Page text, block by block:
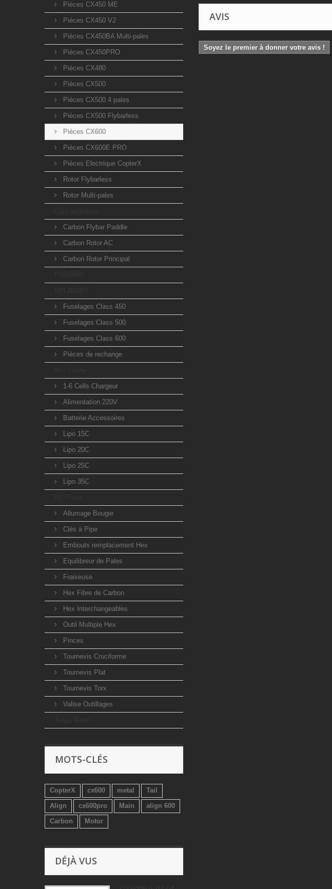
Pièces CX450 ME
Pièces CX450 V2
Pièces CX450BA Multi-pales
Pièces CX450PRO
Pièces CX480
Pièces CX500
Pièces CX500 4 pales
Pièces CX500 Flybarless
Pièces CX600
Pièces CX600E PRO
Pièces Electrique CopterX
Rotor Flybarless
Rotor Multi-pales
Carbon Flybar Paddle
Carbon Rotor AC
Carbon Rotor Principal
Fuselages Class 450
Fuselages Class 500
Fuselages Class 600
Pièces de rechange
1-6 Cells Chargeur
Alimentation 220V
Batterie Accessoires
Lipo 15C
Lipo 20C
Lipo 25C
Lipo 35C
Allumage Bougie
Clés à Pipe
Embouts remplacement Hex
Equilibreur de Pales
Fraiseuse
Hex Fibre de Carbon
Hex Interchangeables
Outil Multiple Hex
Pinces
Tournevis Cruciforme
Tournevis Plat
Tournevis Torx
Valise Outillages
MOTS-CLÉS
CopterX cx600 metal
Tail
Align
cx600pro Main
align 600
Carbon
Motor
DÉJÀ VUS
AVIS
Soyez le premier à donner votre avis !